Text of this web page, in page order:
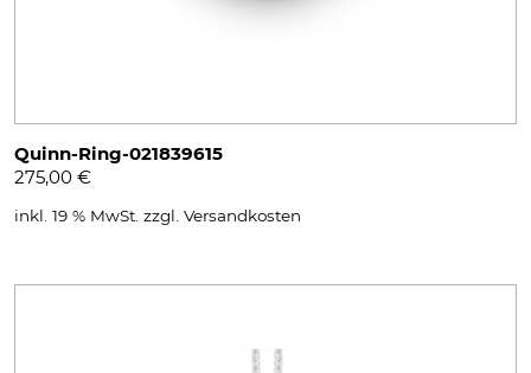
Quinn-Ring-021839615
275,00 €
inkl. 19 % MwSt. zzgl. Versandkosten